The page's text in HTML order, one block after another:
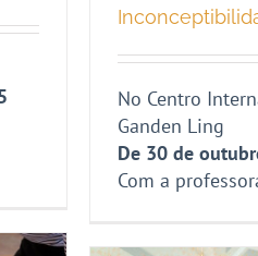
No Centro
Ganden Ling
De 30 de
Com a